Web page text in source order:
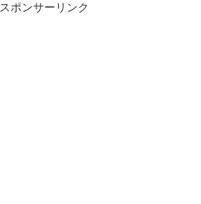
スポンサーリンク